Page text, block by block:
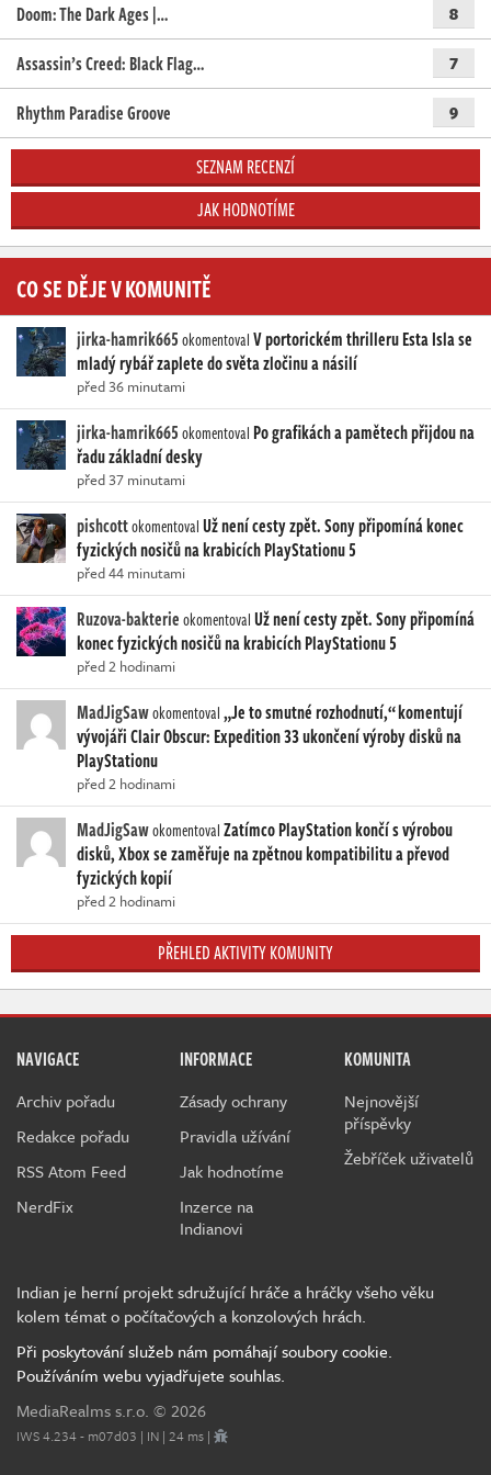
Doom: The Dark Ages |… 8
Assassin’s Creed: Black Flag… 7
Rhythm Paradise Groove 9
SEZNAM RECENZÍ
JAK HODNOTÍME
CO SE DĚJE V KOMUNITĚ
jirka-hamrik665okomentovalV portorickém thrilleru Esta Isla se
mladý rybář zaplete do světa zločinu a násilí
před 36 minutami
jirka-hamrik665okomentoval Po grafikách a pamětech přijdou na
řadu základní desky
před 37 minutami
pishcottokomentovalUž není cesty zpět. Sony připomíná konec
fyzických nosičů na krabicích PlayStationu 5
před 44 minutami
Ruzova-bakterieokomentovalUž není cesty zpět. Sony připomíná
konec fyzických nosičů na krabicích PlayStationu 5
před 2 hodinami
MadJigSawokomentoval„Je to smutné rozhodnutí,“ komentují
vývojáři Clair Obscur: Expedition 33 ukončení výroby disků na
PlayStationu
před 2 hodinami
MadJigSawokomentovalZatímco PlayStation končí s výrobou
disků, Xbox se zaměřuje na zpětnou kompatibilitu a převod
fyzických kopií
před 2 hodinami
PŘEHLED AKTIVITY KOMUNITY
NAVIGACE
Archiv pořadu
Redakce pořadu
RSS Atom Feed
NerdFix
INFORMACE
Zásady ochrany
Pravidla užívání
Jak hodnotíme
Inzerce na
Indianovi
KOMUNITA
Nejnovější
příspěvky
Žebříček uživatelů
Indian je herní projekt sdružující hráče a hráčky všeho věku
kolem témat o počítačových a konzolových hrách.
Při poskytování služeb nám pomáhají soubory cookie.
Používáním webu vyjadřujete souhlas.
MediaRealms s.r.o. © 2026
IWS 4.234 - m07d03 | IN | 24 ms |